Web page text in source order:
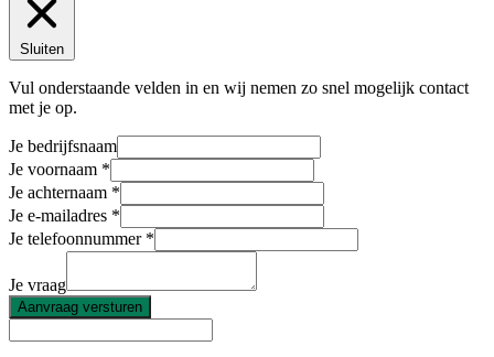
Sluiten
Vul onderstaande velden in en wij nemen zo snel mogelijk contact
met je op.
Je bedrijfsnaam
Je voornaam
Je achternaam
Je e-mailadres
Je telefoonnummer
Je vraag
Aanvraag versturen